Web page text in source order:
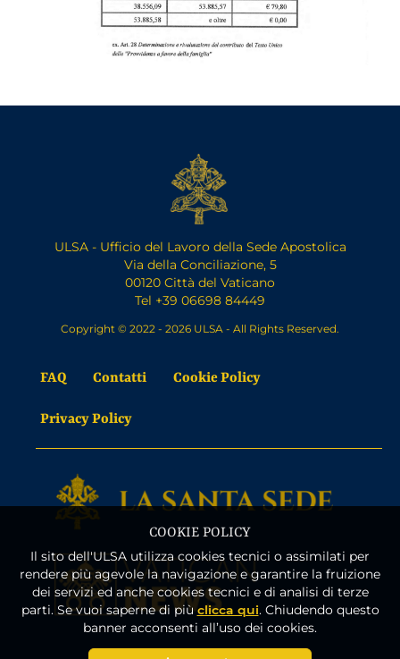
ULSA - Ufficio del Lavoro della Sede Apostolica
Via della Conciliazione, 5
00120 Città del Vaticano
Tel +39 06698 84449
Copyright © 2022 - 2026 ULSA - All Rights Reserved.
FAQ Contatti Cookie Policy
Privacy Policy
COOKIE POLICY
Il sito dell'ULSA utilizza cookies tecnici o assimilati per
rendere più agevole la navigazione e garantire la fruizione
dei servizi ed anche cookies tecnici e di analisi di terze
parti. Se vuoi saperne di piùclicca qui. Chiudendo questo
banner acconsenti all’uso dei cookies.